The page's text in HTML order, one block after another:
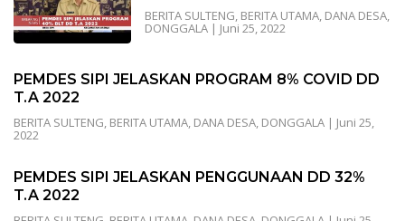
BERITA SULTENG BERITA UTAMA, DANA DESA,
DONGGALA| Juni 25, 2022
PEMDES SIPI JELASKAN PROGRAM 8% COVID DD
T.A 2022
BERITA SULTENG, BERITA UTAMA, DANA DESA, DONGGALA | Juni 25,
2022
PEMDES SIPI JELASKAN PENGGUNAAN DD 32%
T.A 2022